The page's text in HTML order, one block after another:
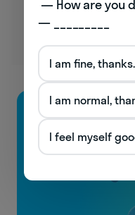
два года.
— _________
I am fine, thanks.
I am normal,
I feel myself